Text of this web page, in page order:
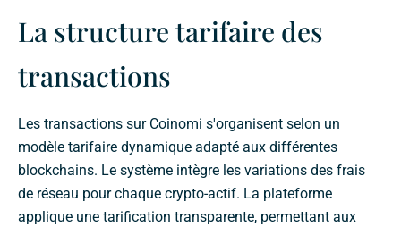
La structure tarifaire des
transactions
Les transactions sur Coinomi s'organisent selon un
modèle tarifaire dynamique adapté aux différentes
blockchains. Le système intègre les variations des frais
de réseau pour chaque crypto-actif. La plateforme
applique une tarification transparente, permettant aux